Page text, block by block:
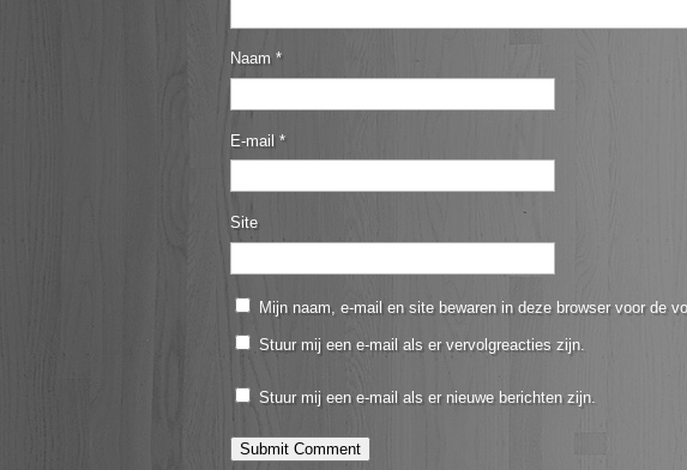
Naam *
E-mail *
Site
Mijn naam, e-mail en site bewaren in deze browser voor de
Stuur mij een e-mail als er vervolgreacties zijn.
Stuur mij een e-mail als er nieuwe berichten zijn.